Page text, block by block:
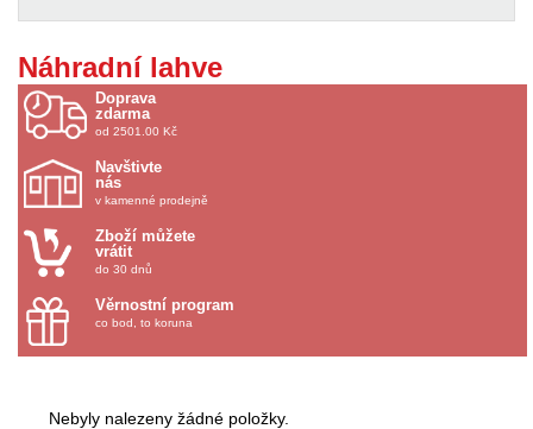
Náhradní lahve
Doprava
zdarma
od 2501.00 Kč
Navštivte
nás
v kamenné prodejně
Zboží můžete
vrátit
do 30 dnů
Věrnostní program
co bod, to koruna
Nebyly nalezeny žádné položky.